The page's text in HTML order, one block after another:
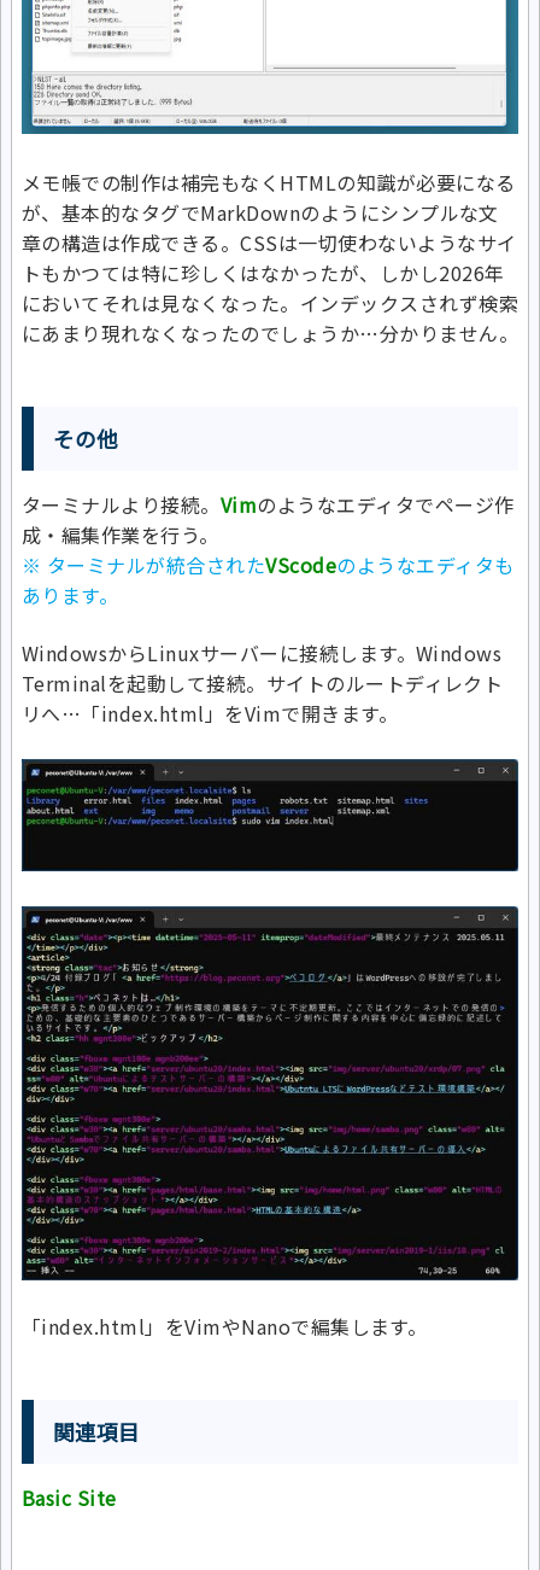
メモ帳での制作は補完もなくHTMLの知識が必要になる
が、基本的なタグでMarkDownのようにシンプルな文
章の構造は作成できる。CSSは一切使わないようなサイ
トもかつては特に珍しくはなかったが、しかし2026年
においてそれは見なくなった。インデックスされず検索
にあまり現れなくなったのでしょうか…分かりません。
その他
ターミナルより接続。 Vimのようなエディタでページ作
成・編集作業を行う。
※ ターミナルが統合されたVScodeのようなエディタも
あります。
WindowsからLinuxサーバーに接続します。Windows
Terminalを起動して接続。サイトのルートディレクト
リへ…「index.html」をVimで開きます。
「index.html」をVimやNanoで編集します。
関連項目
Basic Site